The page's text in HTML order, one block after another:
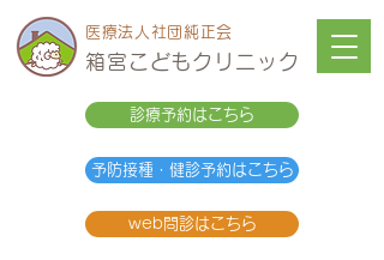
医療法人社団純正会
箱宮こどもクリニック
診療予約はこちら
予防接種・健診予約はこちら
web問診はこちら